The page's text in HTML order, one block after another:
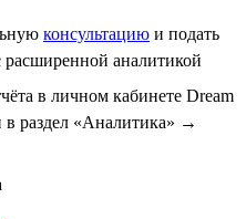
консультацию и подать
расширенной аналитикой
в личном кабинете Dream
в раздел «Аналитика» →